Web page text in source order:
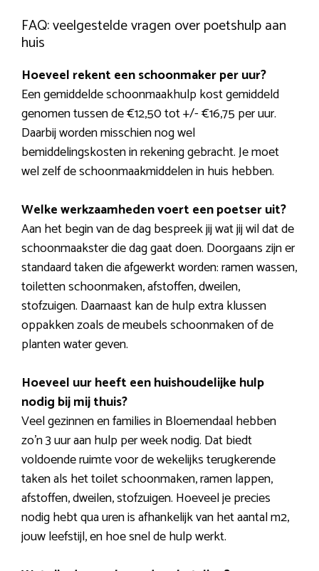
FAQ: veelgestelde vragen over poetshulp aan
huis
Hoeveel rekent een schoonmaker per uur?
Een gemiddelde schoonmaakhulp kost gemiddeld
genomen tussen de €12,50 tot +/- €16,75 per uur.
Daarbij worden misschien nog wel
bemiddelingskosten in rekening gebracht. Je moet
wel zelf de schoonmaakmiddelen in huis hebben.
Welke werkzaamheden voert een poetser uit?
Aan het begin van de dag bespreek jij wat jij wil dat de
schoonmaakster die dag gaat doen. Doorgaans zijn er
standaard taken die afgewerkt worden: ramen wassen,
toiletten schoonmaken, afstoffen, dweilen,
stofzuigen. Daarnaast kan de hulp extra klussen
oppakken zoals de meubels schoonmaken of de
planten water geven.
Hoeveel uur heeft een huishoudelijke hulp
nodig bij mij thuis?
Veel gezinnen en families in Bloemendaal hebben
zo’n 3 uur aan hulp per week nodig. Dat biedt
voldoende ruimte voor de wekelijks terugkerende
taken als het toilet schoonmaken, ramen lappen,
afstoffen, dweilen, stofzuigen. Hoeveel je precies
nodig hebt qua uren is afhankelijk van het aantal m2,
jouw leefstijl, en hoe snel de hulp werkt.